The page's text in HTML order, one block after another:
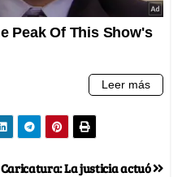
Caricatura: La justicia actuó